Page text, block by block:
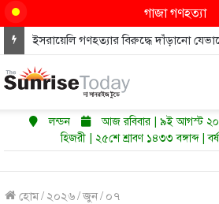
গাজা গণহত্যা
লন্ডন
আজ রবিবার | ৯ই আগস্ট
হিজরী | ২৫শে শ্রাবণ ১৪৩৩ বঙ্গাব্দ |
হোম/ ২০২৬/জুন/ ০৭